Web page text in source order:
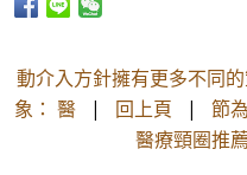
動介入方針擁有更多不同
象： 醫 | 回上頁 | 節
醫療頸圈推